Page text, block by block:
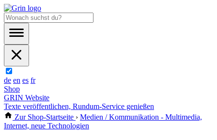
de en es fr
Shop
GRIN Website
Texte veröffentlichen, Rundum-Service genießen
Zur Shop-Startseite › Medien / Kommunikation - Multimedia,
Internet, neue Technologien